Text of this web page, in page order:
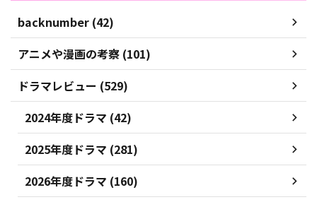
backnumber (42)
アニメや漫画の考察 (101)
ドラマレビュー (529)
2024年度ドラマ (42)
2025年度ドラマ (281)
2026年度ドラマ (160)